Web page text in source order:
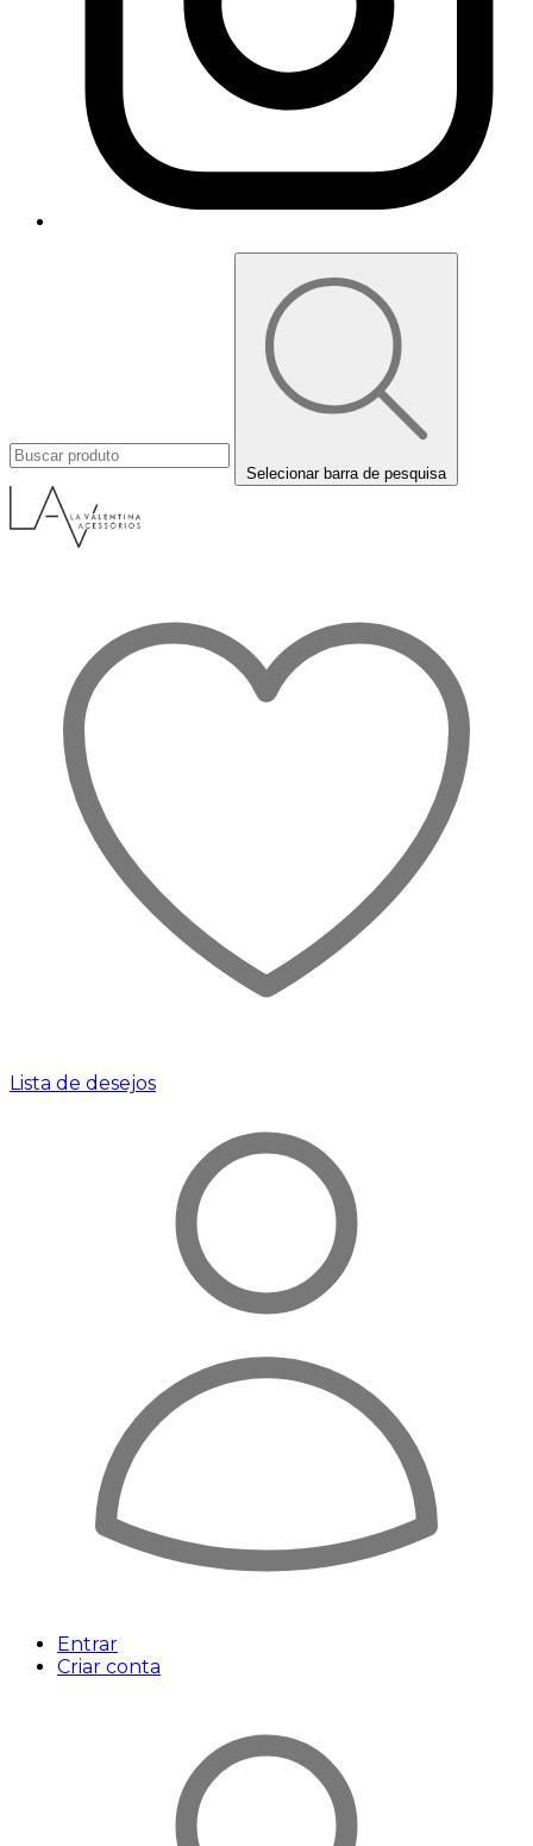
Selecionar barra de pesquisa
Lista de desejos
Entrar
Criar conta